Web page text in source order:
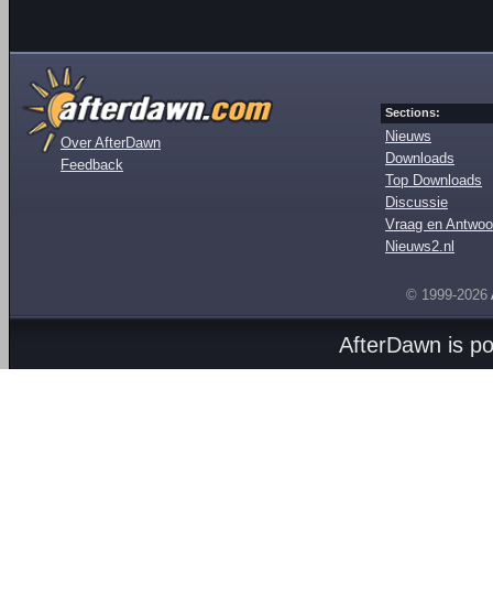
Over AfterDawn
Feedback
Sections:
Nieuws
Downloads
Top Downloads
Discussie
Vraag en
Nieuws2.nl
© 1999-2026
AfterDawn is